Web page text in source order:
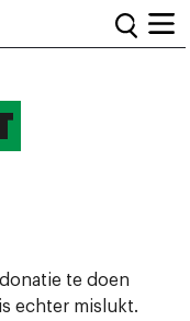
te doen
echter mislukt.